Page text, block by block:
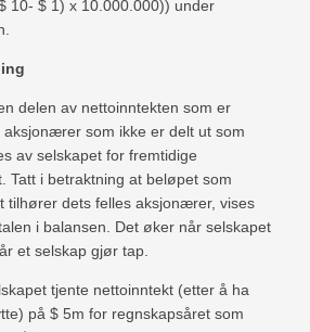
10- $ 1) x 10.000.000)) under
delen av nettoinntekten som er
som ikke er delt ut som
av selskapet for fremtidige
Tatt i betraktning at beløpet som
tilhører dets felles aksjonærer, vises
i balansen. Det øker når selskapet
et selskap gjør tap.
tjente nettoinntekt (etter å ha
på $ 5m for regnskapsåret som